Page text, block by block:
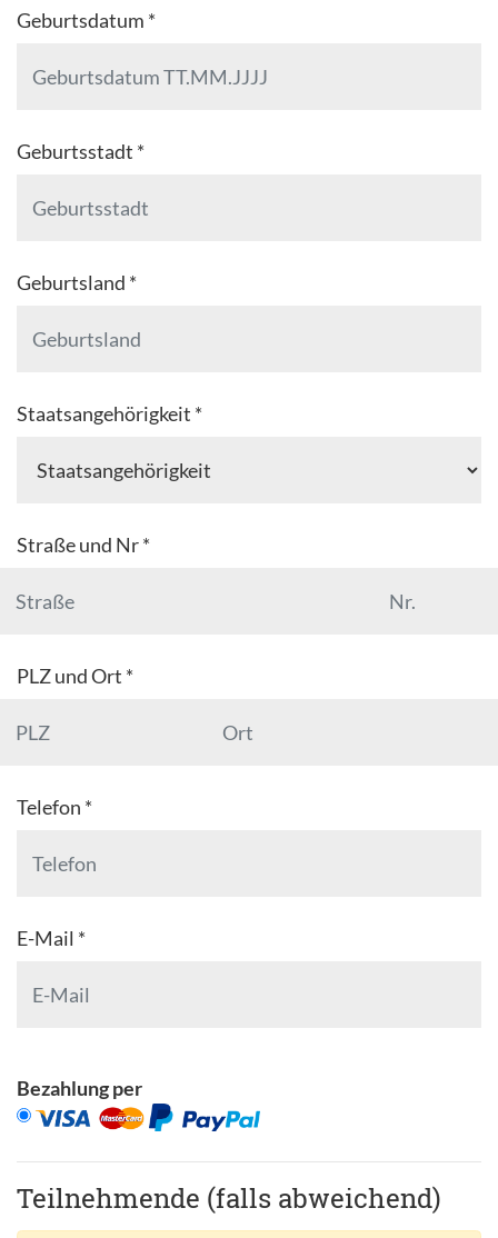
Geburtsdatum *
Geburtsstadt *
Geburtsland *
Staatsangehörigkeit *
Straße und Nr *
PLZ und Ort *
Telefon *
E-Mail *
Bezahlung per
Teilnehmende (falls abweichend)